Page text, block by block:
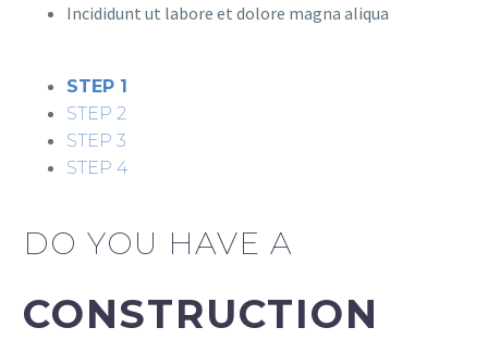
Incididunt ut labore et dolore magna aliqua
STEP 1
STEP 2
STEP 3
STEP 4
DO YOU HAVE A
CONSTRUCTION